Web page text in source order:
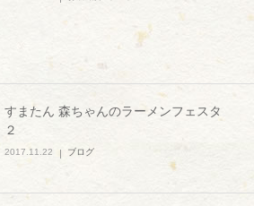
すまたん 森ちゃんのラーメンフェスタ
２
2017.11.22 ブログ